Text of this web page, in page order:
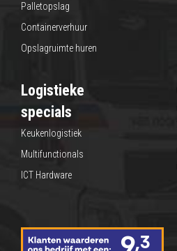
Palletopslag
Containerverhuur
Opslagruimte huren
Logistieke
specials
Keukenlogistiek
Multifunctionals
ICT Hardware